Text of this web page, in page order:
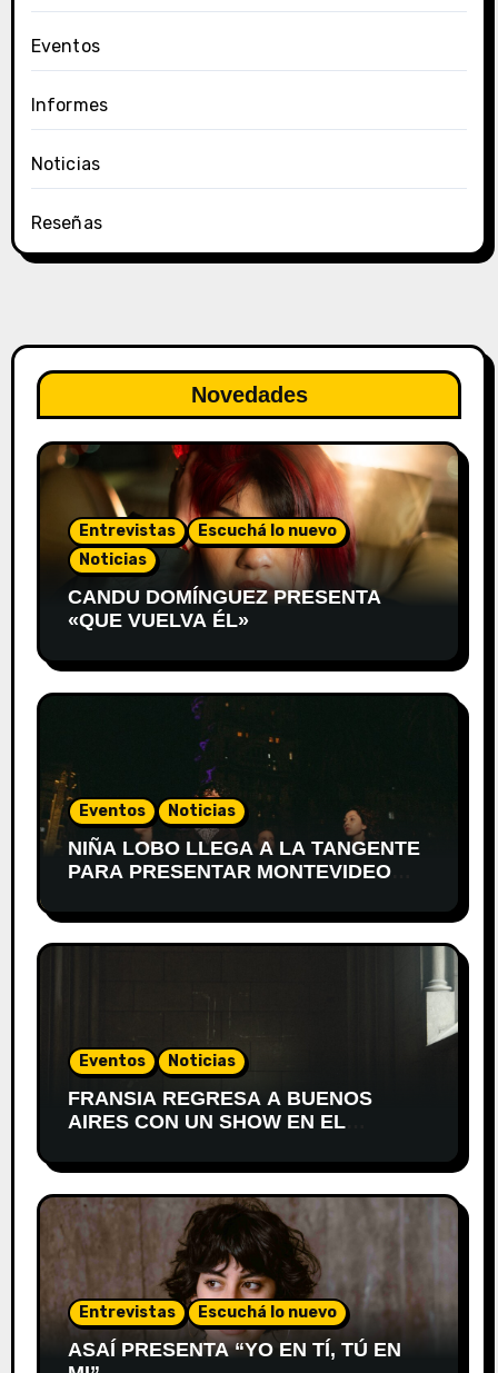
Eventos
Informes
Noticias
Reseñas
Novedades
Entrevistas
Escuchá lo nuevo
Noticias
CANDU DOMÍNGUEZ PRESENTA
«QUE VUELVA ÉL»
Eventos Noticias
NIÑA LOBO LLEGA A LA TANGENTE
PARA PRESENTAR MONTEVIDEO
Eventos Noticias
FRANSIA REGRESA A BUENOS
AIRES CON UN SHOW EN EL
Entrevistas Escuchá lo nuevo
ASAÍ PRESENTA “YO EN TÍ, TÚ EN